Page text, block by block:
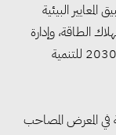
البيئية
الطاقة، وإدارة
المخلفات، وذلك في إطار تحقيق أهداف رؤية مصر 2030 للتنمية
في المعرض المصاحب